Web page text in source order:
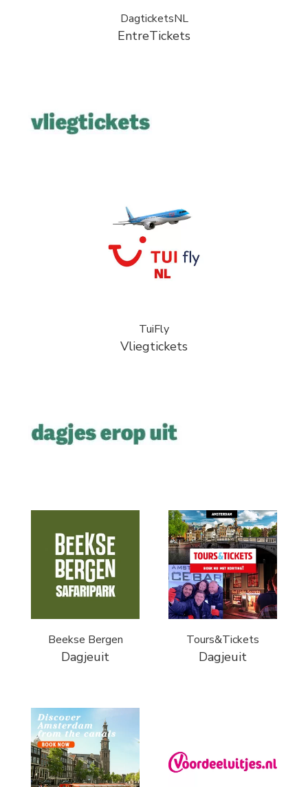
DagticketsNL
EntreTickets
TuiFly
Vliegtickets
Beekse Bergen
Dagjeuit
Tours&Tickets
Dagjeuit